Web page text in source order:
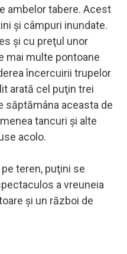
ambelor tabere. Acest
şi câmpuri inundate.
şi cu preţul unor
mai multe pontoane
încercuirii trupelor
arată cel puţin trei
săptămâna aceasta de
tancuri şi alte
acolo.
teren, puţini se
a vreuneia
şi un război de